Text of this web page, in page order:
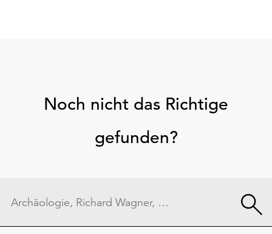
Noch nicht das Richtige
gefunden?